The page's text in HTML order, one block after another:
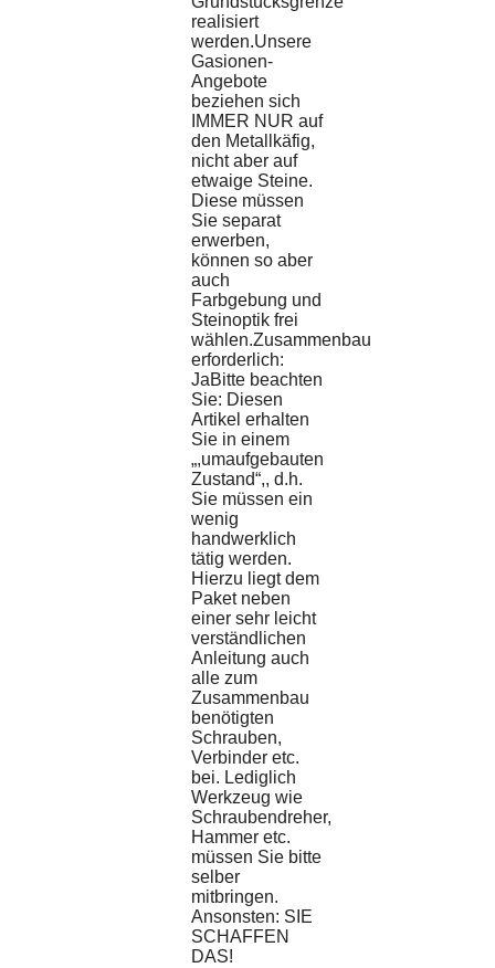
realisiert
werden.Unsere
Gasionen-
Angebote
beziehen sich
IMMER NUR auf
den Metallkäfig,
nicht aber auf
etwaige Steine.
Diese müssen
Sie separat
erwerben,
können so aber
auch
Farbgebung und
Steinoptik frei
wählen.Zusammenbau
erforderlich:
JaBitte beachten
Sie: Diesen
Artikel erhalten
Sie in einem
„,umaufgebauten
Zustand“,, d.h.
Sie müssen ein
wenig
handwerklich
tätig werden.
Hierzu liegt dem
Paket neben
einer sehr leicht
verständlichen
Anleitung auch
alle zum
Zusammenbau
benötigten
Schrauben,
Verbinder etc.
bei. Lediglich
Werkzeug wie
Schraubendreher,
Hammer etc.
müssen Sie bitte
selber
mitbringen.
Ansonsten: SIE
SCHAFFEN
DAS!